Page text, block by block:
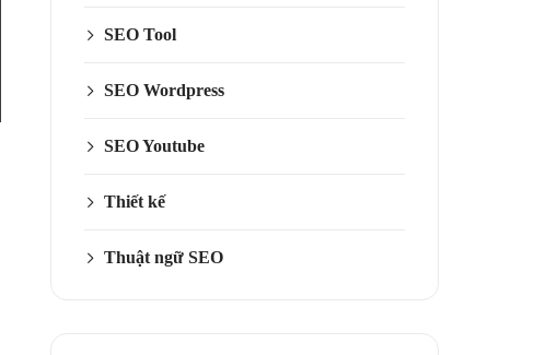
SEO Tool
SEO Wordpress
SEO Youtube
Thiết kế
Thuật ngữ SEO